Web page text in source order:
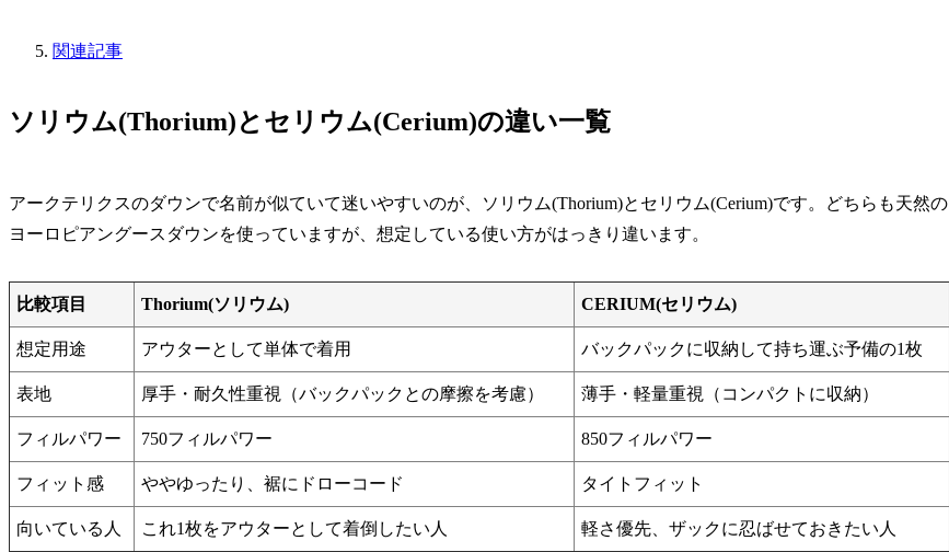
関連記事
ソリウム(Thorium)とセリウム(Cerium)の違い一覧
アークテリクスのダウンで名前が似ていて迷いやすいのが、ソリウム(Thorium)とセリウム(Cerium)です。どちらも天然の
ヨーロピアングースダウンを使っていますが、想定している使い方がはっきり違います。
比較項目 Thorium(ソリウム) CERIUM(セリウム)
想定用途 アウターとして単体で着用 バックパックに収納して持ち運ぶ予備の1枚
表地 厚手・耐久性重視（バックパックとの摩擦を考慮） 薄手・軽量重視（コンパクトに収納）
フィルパワー 750フィルパワー 850フィルパワー
フィット感 ややゆったり、裾にドローコード タイトフィット
向いている人 これ1枚をアウターとして着倒したい人 軽さ優先、ザックに忍ばせておきたい人